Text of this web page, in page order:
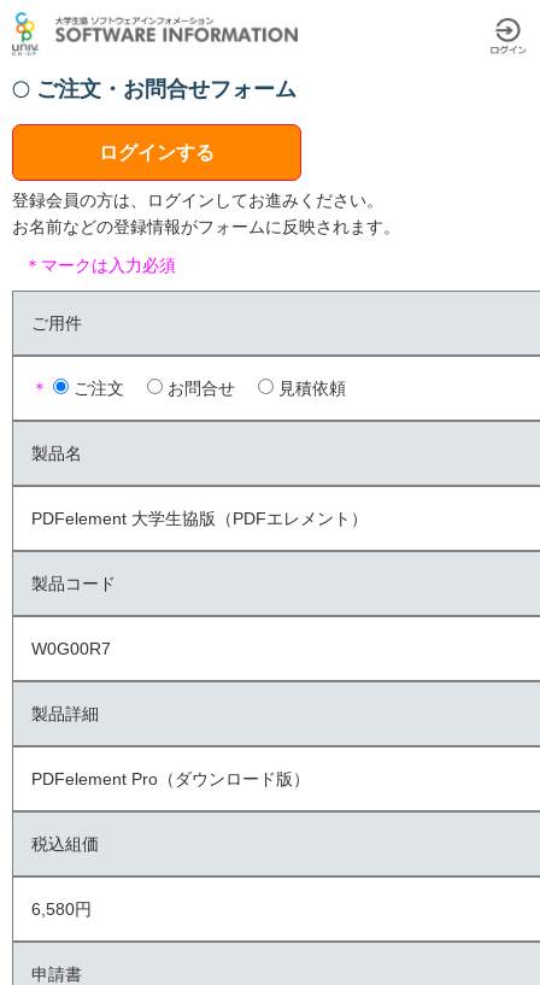
ご注文・お問合せフォーム
ログインする
登録会員の方は、ログインしてお進みください。
お名前などの登録情報がフォームに反映されます。
＊マークは入力必須
ご用件
＊ ご注文 お問合せ 見積依頼
製品名
PDFelement 大学生協版（PDFエレメント）
製品コード
W0G00R7
製品詳細
PDFelement Pro（ダウンロード版）
税込組価
6,580円
申請書